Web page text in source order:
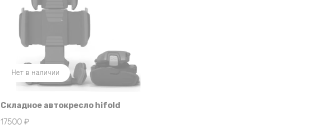
Нет в наличии
Складное автокресло hifold
17500 ₽